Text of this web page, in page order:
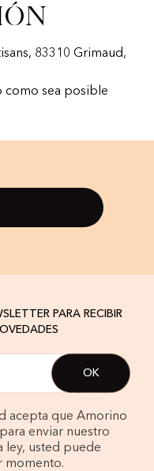
83310 Grimaud,
como sea posible
PARA RECIBIR
acepta que Amorino
enviar nuestro
ley, usted puede
momento.